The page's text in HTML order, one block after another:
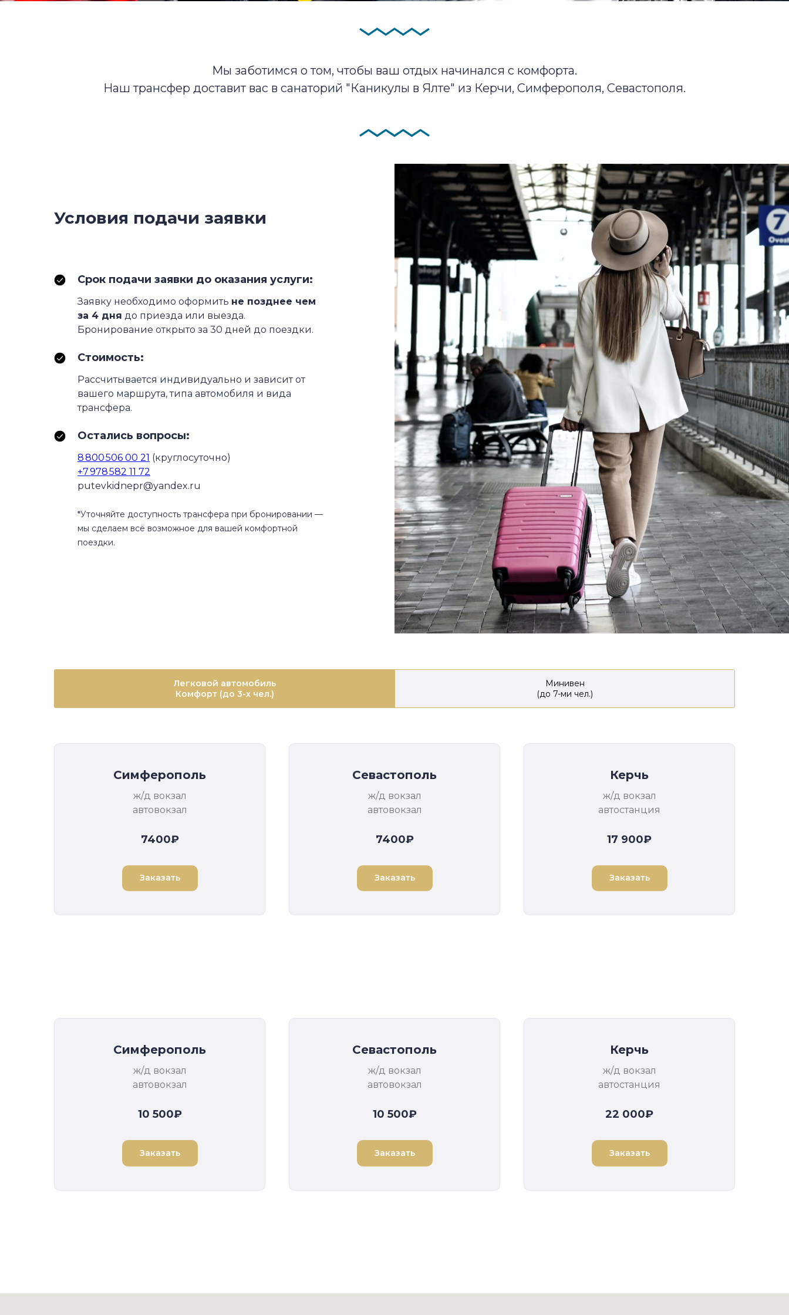
Мы заботимся о том, чтобы ваш отдых начинался с комфорта.
Наш трансфер доставит вас в санаторий "Каникулы в Ялте" из Керчи, Симферополя, Севастополя.
Условия подачи заявки
Срок подачи заявки до оказания услуги:
Заявку необходимо оформить не позднее чем
за 4 дня до приезда или выезда.
Бронирование открыто за 30 дней до поездки.
Стоимость:
Рассчитывается индивидуально и зависит от
вашего маршрута, типа автомобиля и вида
трансфера.
Остались вопросы:
8 800 506 00 21 (круглосуточно)
+7 978 582 11 72
putevkidnepr@yandex.ru
*Уточняйте доступность трансфера при бронировании —
мы сделаем всё возможное для вашей комфортной
поездки.
Легковой автомобиль
Комфорт (до 3-х чел.)
Минивен
(до 7-ми чел.)
Симферополь
ж/д вокзал
автовокзал
7400₽
Заказать
Севастополь
ж/д вокзал
автовокзал
7400₽
Заказать
Керчь
ж/д вокзал
автостанция
17 900₽
Заказать
Симферополь
ж/д вокзал
автовокзал
10 500₽
Заказать
Севастополь
ж/д вокзал
автовокзал
10 500₽
Заказать
Керчь
ж/д вокзал
автостанция
22 000₽
Заказать